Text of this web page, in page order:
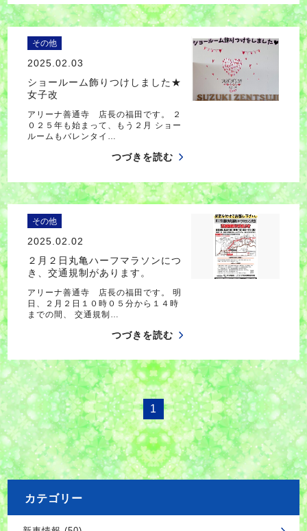
その他
2025.02.03
ショールーム飾りつけしました★
女子改
アリーナ善通寺 店長の福田です。 ２
０２５年も始まって、もう２月 ショー
ルームもバレンタイ…
つづきを読む
その他
2025.02.02
２月２日丸亀ハーフマラソンにつ
き、交通規制があります。
アリーナ善通寺 店長の福田です。 明
日、２月２日１０時０５分から１４時
までの間、 交通規制…
つづきを読む
1
カテゴリー